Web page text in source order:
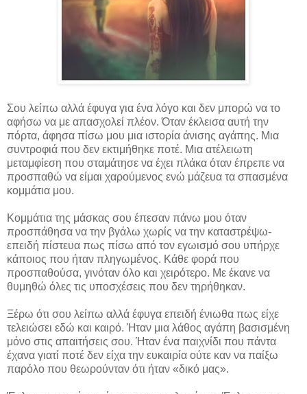
Σου λείπω αλλά έφυγα για ένα λόγο και δεν μπορώ να το
αφήσω να με απασχολεί πλέον. Όταν έκλεισα αυτή την
πόρτα, άφησα πίσω μου μια ιστορία άνισης αγάπης. Μια
συντροφιά που δεν εκτιμήθηκε ποτέ. Μια ατέλειωτη
μεταμφίεση που σταμάτησε να έχει πλάκα όταν έπρεπε να
προσπαθώ να είμαι χαρούμενος ενώ μάζευα τα σπασμένα
κομμάτια μου.
Κομμάτια της μάσκας σου έπεσαν πάνω μου όταν
προσπάθησα να την βγάλω χωρίς να την καταστρέψω-
επειδή πίστευα πως πίσω από τον εγωισμό σου υπήρχε
κάποιος που ήταν πληγωμένος. Κάθε φορά που
προσπαθούσα, γινόταν όλο και χειρότερο. Με έκανε να
θυμηθώ όλες τις υποσχέσεις που δεν τηρήθηκαν.
Ξέρω ότι σου λείπω αλλά έφυγα επειδή ένιωθα πως είχε
τελειώσει εδώ και καιρό. Ήταν μια λάθος αγάπη βασισμένη
μόνο στις απαιτήσεις σου. Ήταν ένα παιχνίδι που πάντα
έχανα γιατί ποτέ δεν είχα την ευκαιρία ούτε καν να παίξω
παρόλο που θεωρούνταν ότι ήταν «δικό μας».